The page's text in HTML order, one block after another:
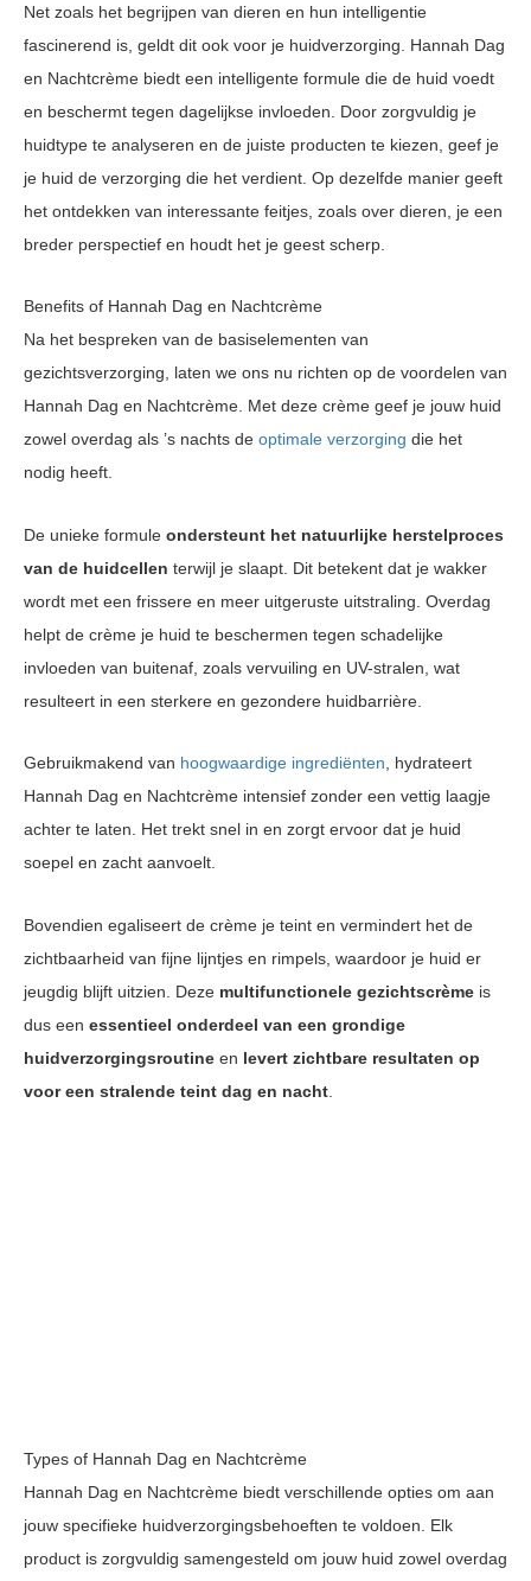
Net zoals het begrijpen van dieren en hun intelligentie
fascinerend is, geldt dit ook voor je huidverzorging. Hannah Dag
en Nachtcrème biedt een intelligente formule die de huid voedt
en beschermt tegen dagelijkse invloeden. Door zorgvuldig je
huidtype te analyseren en de juiste producten te kiezen, geef je
je huid de verzorging die het verdient. Op dezelfde manier geeft
het ontdekken van interessante feitjes, zoals over dieren, je een
breder perspectief en houdt het je geest scherp.
Benefits of Hannah Dag en Nachtcrème
Na het bespreken van de basiselementen van
gezichtsverzorging, laten we ons nu richten op de voordelen van
Hannah Dag en Nachtcrème. Met deze crème geef je jouw huid
zowel overdag als ’s nachts de optimale verzorging die het
nodig heeft.
De unieke formule ondersteunt het natuurlijke herstelproces
van de huidcellen terwijl je slaapt. Dit betekent dat je wakker
wordt met een frissere en meer uitgeruste uitstraling. Overdag
helpt de crème je huid te beschermen tegen schadelijke
invloeden van buitenaf, zoals vervuiling en UV-stralen, wat
resulteert in een sterkere en gezondere huidbarrière.
Gebruikmakend van hoogwaardige ingrediënten, hydrateert
Hannah Dag en Nachtcrème intensief zonder een vettig laagje
achter te laten. Het trekt snel in en zorgt ervoor dat je huid
soepel en zacht aanvoelt.
Bovendien egaliseert de crème je teint en vermindert het de
zichtbaarheid van fijne lijntjes en rimpels, waardoor je huid er
jeugdig blijft uitzien. Deze multifunctionele gezichtscrème is
dus een essentieel onderdeel van een grondige
huidverzorgingsroutine en levert zichtbare resultaten op
voor een stralende teint dag en nacht
Types of Hannah Dag en Nachtcrème
Hannah Dag en Nachtcrème biedt verschillende opties om aan
jouw specifieke huidverzorgingsbehoeften te voldoen. Elk
product is zorgvuldig samengesteld om jouw huid zowel overdag